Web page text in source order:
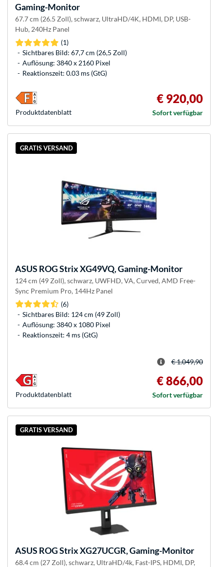
Gaming-Monitor
67.7 cm (26.5 Zoll), schwarz, UltraHD/4K, HDMI, DP, USB-
Hub, 240Hz Panel
(1)
Sichtbares Bild: 67,7 cm (26,5 Zoll)
Auflösung: 3840 x 2160 Pixel
Reaktionszeit: 0.03 ms (GtG)
€ 920,00
Sofort verfügbar
Produkt­datenblatt
GRATIS VERSAND
ASUS ROG Strix XG49VQ, Gaming-Monitor
124 cm (49 Zoll), schwarz, UWFHD, VA, Curved, AMD Free-
Sync Premium Pro, 144Hz Panel
(6)
Sichtbares Bild: 124 cm (49 Zoll)
Auflösung: 3840 x 1080 Pixel
Reaktionszeit: 4 ms (GtG)
€ 1.049,90
€ 866,00
Sofort verfügbar
Produkt­datenblatt
GRATIS VERSAND
ASUS ROG Strix XG27UCGR, Gaming-Monitor
68.4 cm (27 Zoll), schwarz, UltraHD/4k, Fast-IPS, HDMI, DP,